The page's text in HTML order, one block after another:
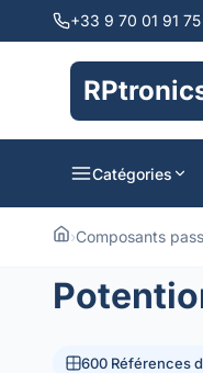
+33 9 70 01 91 75
Catégories
›Composants
600 Références